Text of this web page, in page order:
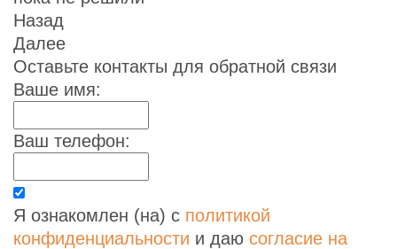
Назад
Далее
Оставьте контакты для обратной связи
Ваше имя:
Ваш телефон:
Я ознакомлен (на) с политикой
конфиденциальности и даю согласие на